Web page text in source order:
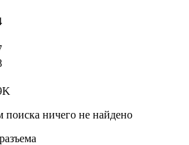
поиска ничего не найдено